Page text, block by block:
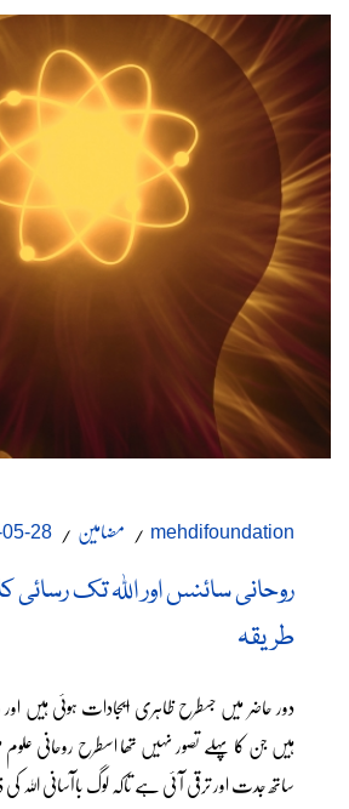
mehdifoundation مضامین 28-05-2018
روحانی سائنس اور اللہ تک رسائی
طریقہ
دور حاضر میں جسطرح ظاہری ایجادات ہوئی ہیں
ہیں جن کا پہلے تصور نہیں تھا اسطرح روحانی
ساتھ جدت اور ترقی آ ئی ہے تاکہ لوگ باآسانی